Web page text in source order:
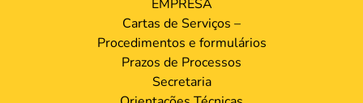
EMPRESA
Cartas de Serviços –
Procedimentos e formulários
Prazos de Processos
Secretaria